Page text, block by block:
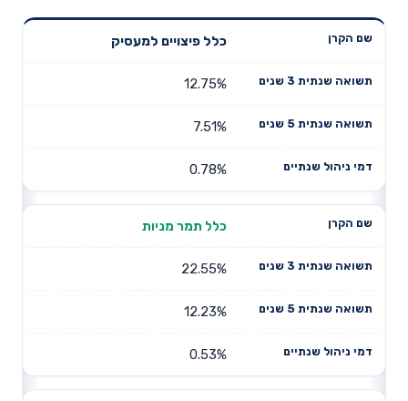
שנים
תשואה
כלל פיצויים למעסיק
12.75%
7.51%
0.78%
כלל תמר מניות
22.55%
12.23%
0.53%